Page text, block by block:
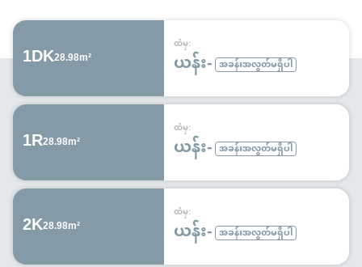
1DK28.98m²
ထံမှ:
ယန်း- အခန်းအလွတ်မရှိပါ
1R28.98m²
ထံမှ:
ယန်း- အခန်းအလွတ်မရှိပါ
2K28.98m²
ထံမှ:
ယန်း- အခန်းအလွတ်မရှိပါ